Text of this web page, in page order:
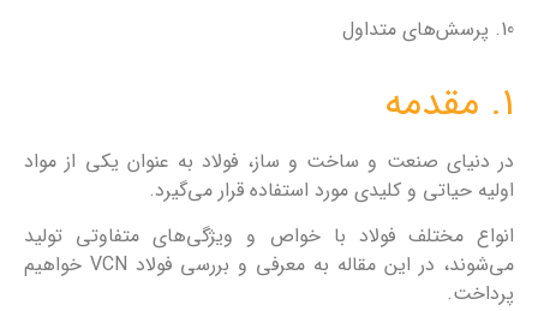
10. پرسش‌های متداول
1. مقدمه
در دنیای صنعت و ساخت و ساز، فولاد به عنوان یکی از مواد
اولیه حیاتی و کلیدی مورد استفاده قرار می‌گیرد.
انواع مختلف فولاد با خواص و ویژگی‌های متفاوتی تولید
می‌شوند، در این مقاله به معرفی و بررسی فولاد VCN خواهیم
پرداخت.